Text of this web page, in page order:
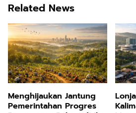
Related News
Menghijaukan Jantung
Pemerintahan Progres